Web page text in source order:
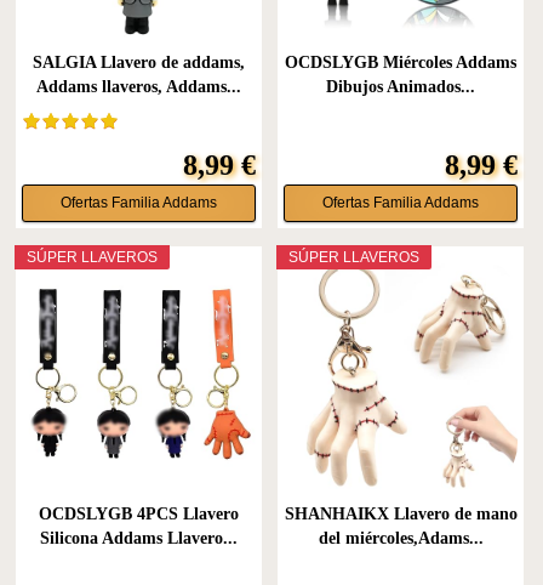
SALGIA Llavero de addams,
Addams llaveros, Addams...
8,99 €
Ofertas Familia Addams
OCDSLYGB Miércoles Addams
Dibujos Animados...
8,99 €
Ofertas Familia Addams
SÚPER LLAVEROS
OCDSLYGB 4PCS Llavero
Silicona Addams Llavero...
SÚPER LLAVEROS
SHANHAIKX Llavero de mano
del miércoles,Adams...